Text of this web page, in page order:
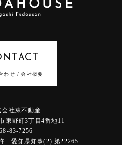
わせ / 会社概要
会社東不動産
東野町3丁目4番地11
83-7256
愛知県知事(2) 第22265